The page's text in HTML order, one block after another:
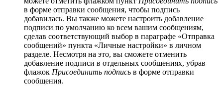
в форме отправки сообщения, чтобы подпись
добавилась. Вы также можете настроить добавление
подписи по умолчанию ко всем вашим сообщениям,
сделав соответствующий выбор в параграфе «Отправка
сообщений» пункта «Личные настройки» в личном
разделе. Несмотря на это, вы сможете отменить
добавление подписи в отдельных сообщениях, убрав
флажок Присоединить подпись в форме отправки
сообщения.